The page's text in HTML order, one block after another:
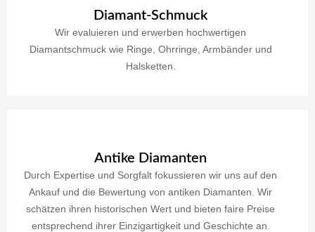
Diamant-Schmuck
Wir evaluieren und erwerben hochwertigen
Diamantschmuck wie Ringe, Ohrringe, Armbänder und
Halsketten.
Antike Diamanten
Durch Expertise und Sorgfalt fokussieren wir uns auf den
Ankauf und die Bewertung von antiken Diamanten. Wir
schätzen ihren historischen Wert und bieten faire Preise
entsprechend ihrer Einzigartigkeit und Geschichte an.